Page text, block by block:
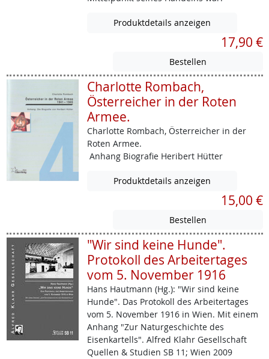
Produktdetails anzeigen
17,90 €
Charlotte Rombach,
Österreicher in der Roten
Armee.
Charlotte Rombach, Österreicher in der
Roten Armee.
Anhang Biografie Heribert Hütter
Produktdetails anzeigen
15,00 €
"Wir sind keine Hunde".
Protokoll des Arbeitertages
vom 5. November 1916
Hans Hautmann (Hg.): "Wir sind keine
Hunde". Das Protokoll des Arbeitertages
vom 5. November 1916 in Wien. Mit einem
Anhang "Zur Naturgeschichte des
Eisenkartells". Alfred Klahr Gesellschaft
Quellen & Studien SB 11; Wien 2009